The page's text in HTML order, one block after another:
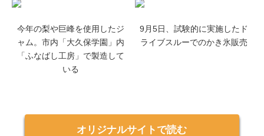
今年の梨や巨峰を使用したジ
ャム。市内「大久保学園」内
「ふなばし工房」で製造して
いる
9月5日、試験的に実施したド
ライブスルーでのかき氷販売
オリジナルサイトで読む